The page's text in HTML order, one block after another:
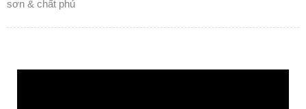
sơn & chất phủ